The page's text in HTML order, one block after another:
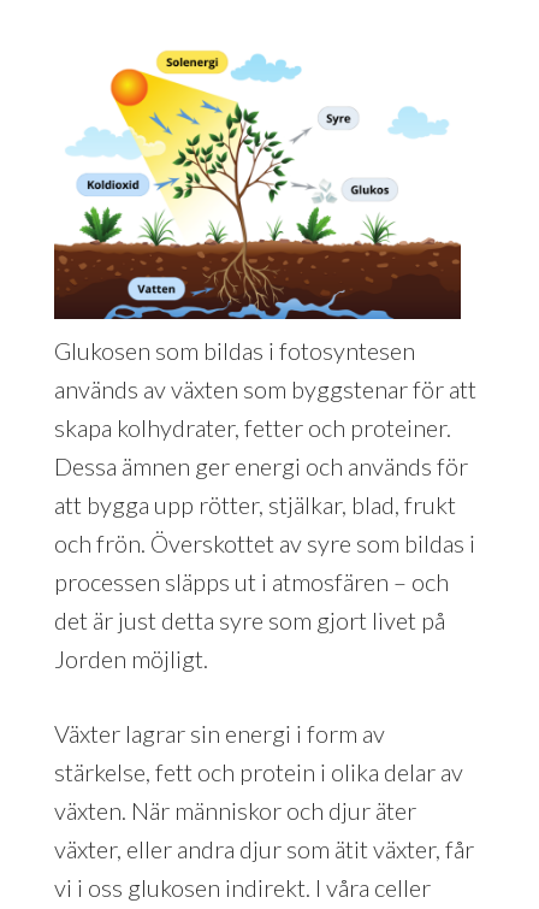
Glukosen som bildas i fotosyntesen
används av växten som byggstenar för att
skapa kolhydrater, fetter och proteiner.
Dessa ämnen ger energi och används för
att bygga upp rötter, stjälkar, blad, frukt
och frön. Överskottet av syre som bildas i
processen släpps ut i atmosfären – och
det är just detta syre som gjort livet på
Jorden möjligt.
Växter lagrar sin energi i form av
stärkelse, fett och protein i olika delar av
växten. När människor och djur äter
växter, eller andra djur som ätit växter, får
vi i oss glukosen indirekt. I våra celler